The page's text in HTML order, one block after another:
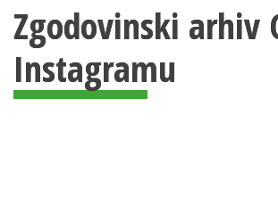
Zgodovinski arhiv
Instagramu